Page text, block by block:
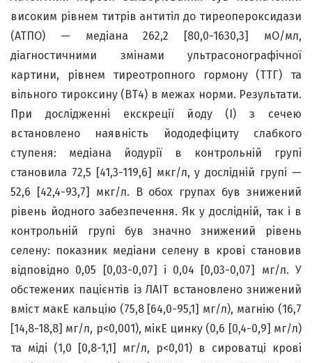
високим рівнем титрів антитіл до тиреопероксидази
(АТПО) — медіана 262,2 [80,0-1630,3] мО/мл,
діагностичними змінами ультрасонографічної
картини, рівнем тиреотропного гормону (ТТГ) та
вільного тироксину (ВТ4) в межах норми. Результати.
При дослідженні екскреції йоду (I) з сечею
встановлено наявність йододефіциту слабкого
ступеня: медіана йодурії в контрольній групі
становила 72,5 [41,3-119,6] мкг/л, у дослідній групі —
52,6 [42,4-93,7] мкг/л. В обох групах був знижений
рівень йодного забезпечення. Як у дослідній, так і в
контрольній групі був значно знижений рівень
селену: показник медіани селену в крові становив
відповідно 0,05 [0,03-0,07] і 0,04 [0,03-0,07] мг/л. У
обстежених пацієнтів із ЛАІТ встановлено знижений
вміст макЕ кальцію (75,8 [64,0-95,1] мг/л), магнію (16,7
[14,8-18,8] мг/л, p<0,001), мікЕ цинку (0,6 [0,4-0,9] мг/л)
та міді (1,0 [0,8-1,1] мг/л, p<0,01) в сироватці крові